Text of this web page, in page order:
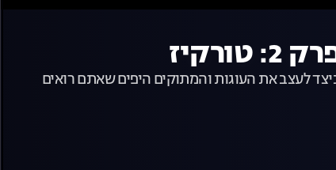
לעצב את העוגות והמתוקים היפים שאתם רואים